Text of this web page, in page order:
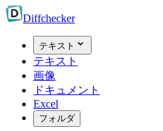
Diffchecker
テキスト
テキスト
画像
ドキュメント
Excel
フォルダ